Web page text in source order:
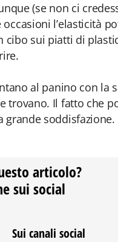
(se non ci
l’elasticità
cibo sui piatti di
al panino con la
trovano. Il fatto che
soddisfazione.
articolo?
sui social
Sui canali social